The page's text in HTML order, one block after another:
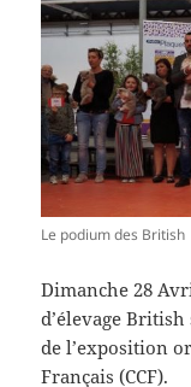
Le podium des British
Dimanche 28
d’élevage
de l’exposition
Français (CCF).